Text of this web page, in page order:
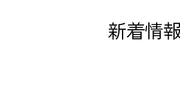
新着情